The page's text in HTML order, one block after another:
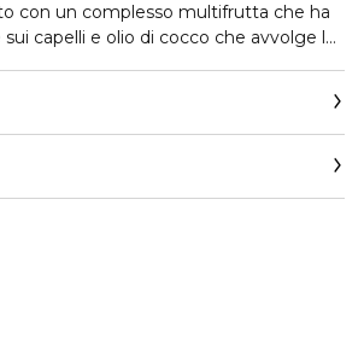
con un complesso multifrutta che ha
capelli e olio di cocco che avvolge le
di semi di macadamia aiutano a
idrico dei capelli e a rafforzarli. Adatto
e per tutti i tipi di capelli. Per ottenere
in combinazione con il balsamo